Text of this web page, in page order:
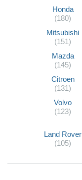
Honda
(180)
Mitsubishi
(151)
Mazda
(145)
Citroen
(131)
Volvo
(123)
Land Rover
(105)